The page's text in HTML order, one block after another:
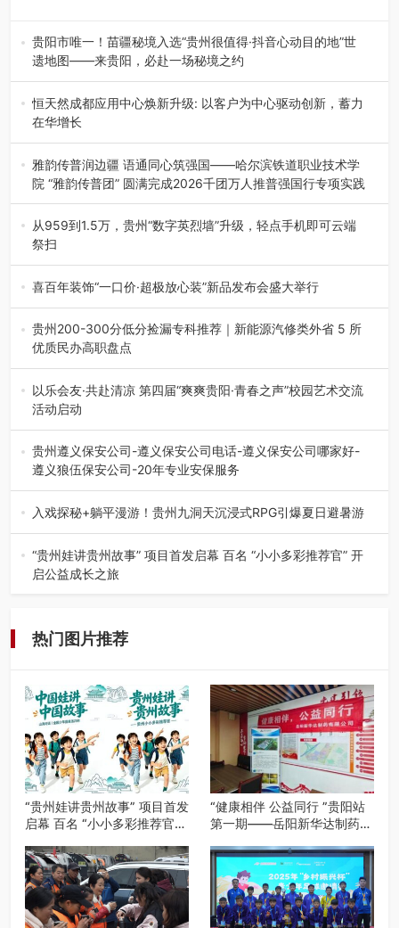
贵阳市唯一！苗疆秘境入选“贵州很值得·抖音心动目的地”世
遗地图——来贵阳，必赴一场秘境之约
2026年7月21日，2026年“贵州很值得”暨抖音“心动目的
地”（贵州站）主题…
恒天然成都应用中心焕新升级: 以客户为中心驱动创新，蓄力
在华增长
融合全球研发实力与本土洞察，深化客户共创，赋能西南市
场创新发展 （7月27日，成…
雅韵传普润边疆 语通同心筑强国——哈尔滨铁道职业技术学
院 “雅韵传普团” 圆满完成2026千团万人推普强国行专项实践
为扎实推进2026“千团万人推普强国行”大学生暑期社会实
践，牢牢紧扣 “雅韵传普…
从959到1.5万，贵州“数字英烈墙”升级，轻点手机即可云端
祭扫
八一建军节到来之际，由贵州省退役军人事务厅指导，贵阳
市退役军人事务局联合贵州广电…
喜百年装饰“一口价·超极放心装”新品发布会盛大举行
2026年7月31日，喜百年装饰“一口价·超极放心装”新品发布
会在贵阳隆重举行。…
贵州200-300分低分捡漏专科推荐｜新能源汽修类外省 5 所
优质民办高职盘点
在贵州省高考志愿填报体系中，200至300分数段考生可选择
的省内工科、新能源汽车…
以乐会友·共赴清凉 第四届“爽爽贵阳·青春之声”校园艺术交流
活动启动
七月的贵阳，清风送爽，第四届“爽爽贵阳·青春之声”校园管
弦乐（合唱）艺术交流活动…
贵州遵义保安公司-遵义保安公司电话-遵义保安公司哪家好-
遵义狼伍保安公司-20年专业安保服务
在遵义，不管是企业园区运营、小区物业管理、建筑工地施
工、商业商场经营，还是举办各…
入戏探秘+躺平漫游！贵州九洞天沉浸式RPG引爆夏日避暑游
入伏后的贵州，清凉依旧。而在毕节深处的九洞天景区，贵
州首个水上喀斯特沉浸式RPG…
“贵州娃讲贵州故事” 项目首发启幕 百名 “小小多彩推荐官” 开
启公益成长之旅
热门图片推荐
“贵州娃讲贵州故事” 项目首发
启幕 百名 “小小多彩推荐官”
“健康相伴 公益同行 ”贵阳站
第一期——岳阳新华达制药贵